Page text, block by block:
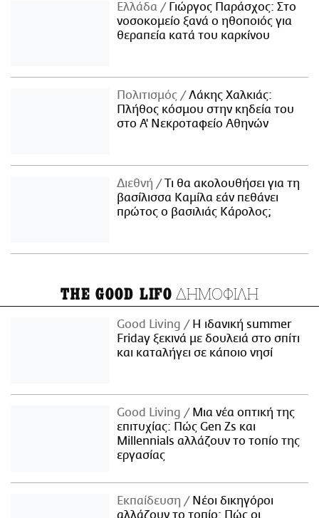
Ελλάδα
Γιώργος Παράσχος: Στο
νοσοκομείο ξανά ο ηθοποιός για
θεραπεία κατά του καρκίνου
Πολιτισμός
Λάκης Χαλκιάς:
Πλήθος κόσμου στην κηδεία του
στο Α' Νεκροταφείο Αθηνών
Διεθνή
Τι θα ακολουθήσει για τη
βασίλισσα Καμίλα εάν πεθάνει
πρώτος ο βασιλιάς Κάρολος;
THE GOOD LIFO ΔΗΜΟΦΙΛΗ
Good Living
Η ιδανική summer
Friday ξεκινά με δουλειά στο σπίτι
και καταλήγει σε κάποιο νησί
Good Living
Μια νέα οπτική της
επιτυχίας: Πώς Gen Zs και
Millennials αλλάζουν το τοπίο της
εργασίας
Εκπαίδευση
Νέοι δικηγόροι
αλλάζουν το τοπίο: Πώς οι